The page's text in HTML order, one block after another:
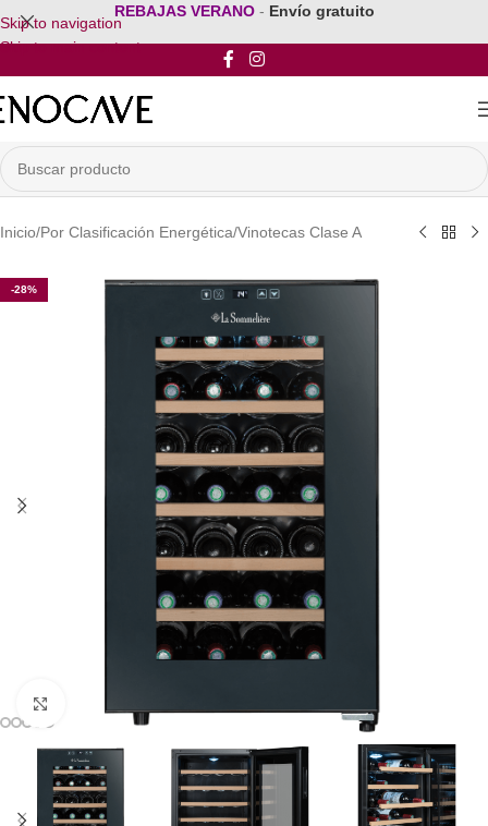
Skip to navigation
Skip to main content
REBAJAS VERANO - Envío gratuito
Inicio/Por Clasificación Energética/Vinotecas Clase A
-28%